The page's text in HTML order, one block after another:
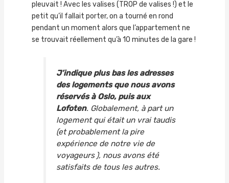
pleuvait ! Avec les valises (TROP de valises !) et le
petit qu’il fallait porter, on a tourné en rond
pendant un moment alors que l’appartement ne
se trouvait réellement qu’à 10 minutes de la gare !
J’indique plus bas les adresses
des logements que nous avons
réservés à Oslo, puis aux
Lofoten. Globalement, à part un
logement qui était un vrai taudis
(et probablement la pire
expérience de notre vie de
voyageurs ), nous avons été
satisfaits de tous les autres.